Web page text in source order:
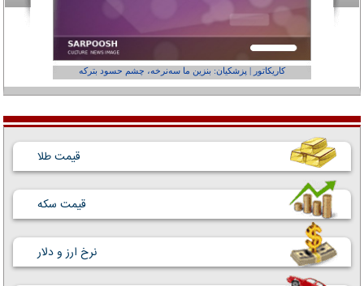
کاریکاتور | پزشکیان: بنزین ما سه‌نرخه، چشم حسود بترکه
قیمت طلا
قیمت سکه
نرخ ارز و دلار